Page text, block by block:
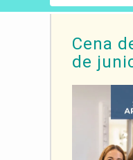
Cena
de